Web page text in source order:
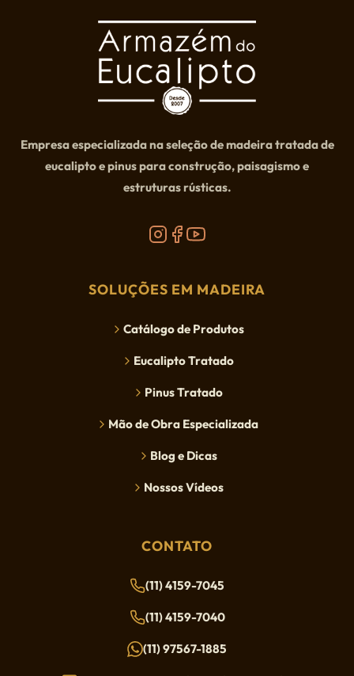
Empresa especializada na seleção de madeira tratada de
eucalipto e pinus para construção, paisagismo e
estruturas rústicas.
SOLUÇÕES EM MADEIRA
Catálogo de Produtos
Eucalipto Tratado
Pinus Tratado
Mão de Obra Especializada
Blog e Dicas
Nossos Vídeos
CONTATO
(11) 4159-7045
(11) 4159-7040
(11) 97567-1885